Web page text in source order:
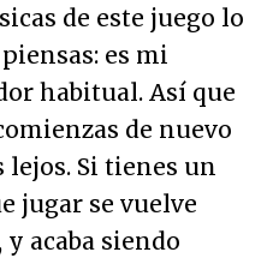
de este juego lo
es mi
habitual. Así que
de nuevo
lejos. Si tienes un
jugar se vuelve
acaba siendo